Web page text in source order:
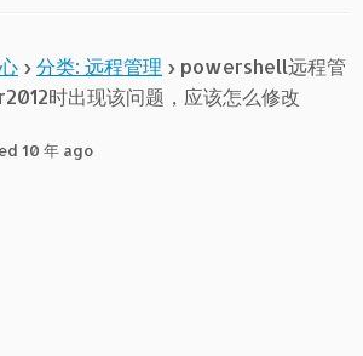
› 分类: 远程管理 › powershell远程管
时出现该问题，应该怎么修改
10 年 ago